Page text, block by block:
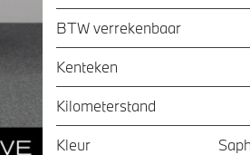
BTW verrekenbaar
Kenteken
Kilometerstand
Kleur